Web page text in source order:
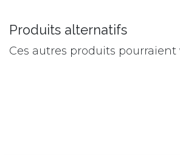
Produits alternatifs
Ces autres produits pourraient